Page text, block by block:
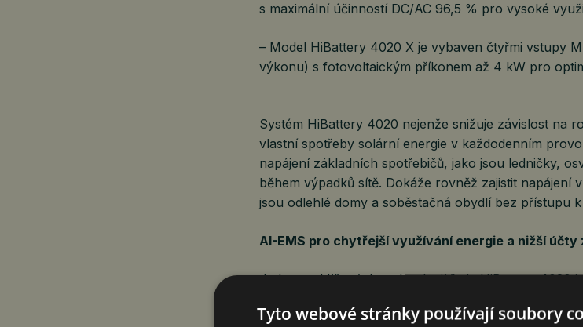
s maximální účinností DC/AC 96,5 % pro vysoké
– Model HiBattery 4020 X je vybaven čtyřmi vstupy
výkonu) s fotovoltaickým příkonem až 4 kW pro
Systém HiBattery 4020 nejenže snižuje závislost na
vlastní spotřeby solární energie v každodenním
napájení základních spotřebičů, jako jsou ledničky,
během výpadků sítě. Dokáže rovněž zajistit napájení
jsou odlehlé domy a soběstačná obydlí bez přístupu
AI-EMS pro chytřejší využívání energie a nižší účty
Jednou z klíčových technologií řady HiBattery 4020
vlastním modelu umělé inteligence, vyvinutém na
Tyto webové stránky používají soubory